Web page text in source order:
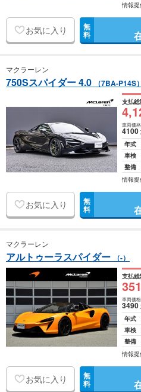
情報提
お気に入り 無
料
マクラーレン
750Sスパイダー 4.0 （7BA-P14S）
支払
車両価格
4100
年式
車検
整備
情報提
お気に入り 無
料
マクラーレン
アルトゥーラスパイダー （-）
支払
車両価格
3490
年式
車検
整備
情報提
お気に入り 無
料